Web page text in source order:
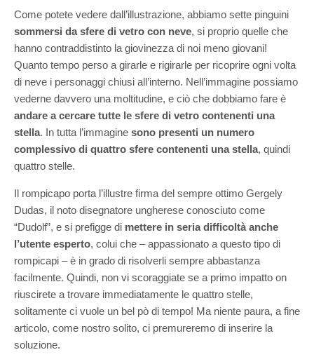
Come potete vedere dall’illustrazione, abbiamo sette pinguini
sommersi da sfere di vetro con neve, si proprio quelle che
hanno contraddistinto la giovinezza di noi meno giovani!
Quanto tempo perso a girarle e rigirarle per ricoprire ogni volta
di neve i personaggi chiusi all’interno. Nell’immagine possiamo
vederne davvero una moltitudine, e ciò che dobbiamo fare è
andare a cercare tutte le sfere di vetro contenenti una
stella. In tutta l’immagine sono presenti un numero
complessivo di quattro sfere contenenti una stella, quindi
quattro stelle.
Il rompicapo porta l’illustre firma del sempre ottimo Gergely
Dudas, il noto disegnatore ungherese conosciuto come
“Dudolf”, e si prefigge di mettere in seria difficoltà anche
l’utente esperto, colui che – appassionato a questo tipo di
rompicapi – è in grado di risolverli sempre abbastanza
facilmente. Quindi, non vi scoraggiate se a primo impatto on
riuscirete a trovare immediatamente le quattro stelle,
solitamente ci vuole un bel pò di tempo! Ma niente paura, a fine
articolo, come nostro solito, ci premureremo di inserire la
soluzione.